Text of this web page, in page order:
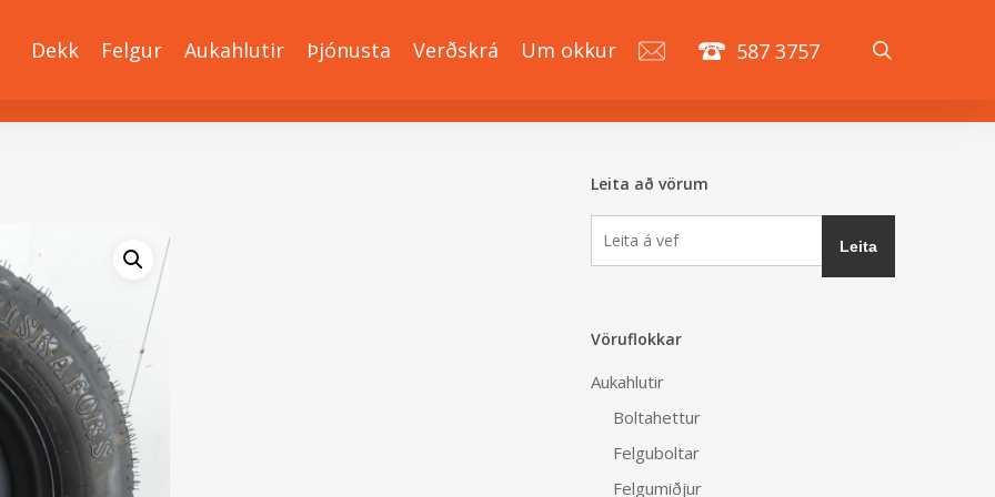
Dekk Felgur Aukahlutir Þjónusta Verðskrá Um okkur 587 3757
Leita að vörum
Vöruflokkar
Aukahlutir
Boltahettur
Felguboltar
Felgumiðjur